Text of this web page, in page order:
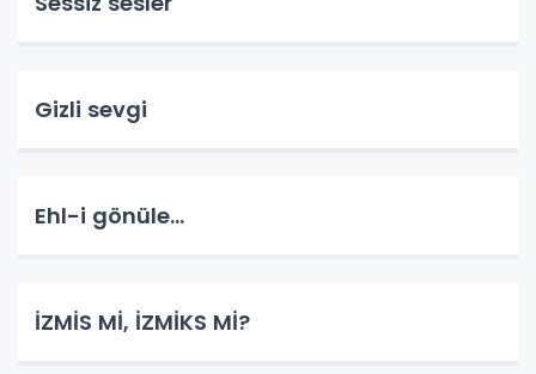
Gizli sevgi
Ehl-i gönüle...
İZMİS Mİ, İZMİKS Mİ?